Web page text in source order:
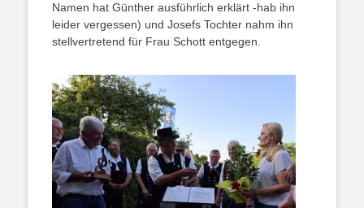
Namen hat Günther ausführlich erklärt -hab ihn
leider vergessen) und Josefs Tochter nahm ihn
stellvertretend für Frau Schott entgegen.